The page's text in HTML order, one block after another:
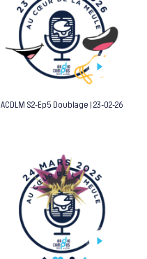
ACDLM S2-Ep5 Doublage | 23-02-26